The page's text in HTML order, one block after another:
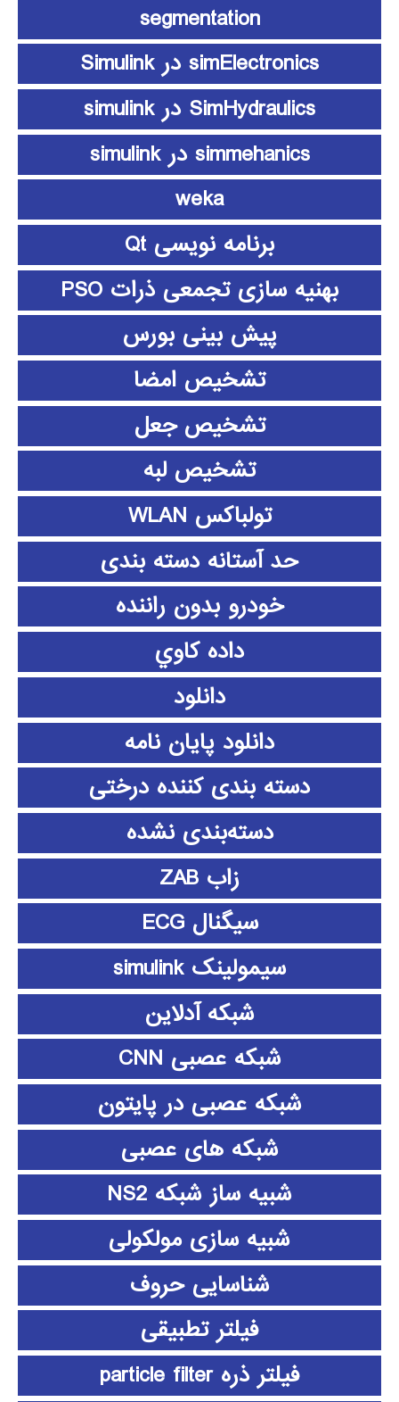
segmentation
simElectronics در Simulink
SimHydraulics در simulink
simmehanics در simulink
weka
برنامه نویسی Qt
بهنیه سازی تجمعی ذرات PSO
پیش بینی بورس
تشخیص امضا
تشخیص جعل
تشخیص لبه
تولباکس WLAN
حد آستانه دسته بندی
خودرو بدون راننده
داده كاوي
دانلود
دانلود پايان نامه
دسته بندی کننده درختی
دسته‌بندی نشده
زاب ZAB
سیگنال ECG
سیمولینک simulink
شبکه آدلاین
شبکه عصبی CNN
شبکه عصبی در پایتون
شبکه های عصبی
شبیه ساز شبکه NS2
شبیه سازی مولکولی
شناسایی حروف
فیلتر تطبیقی
فیلتر ذره particle filter